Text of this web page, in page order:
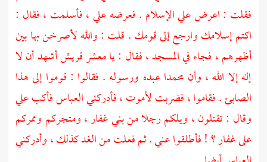
فقلت : اعرض علي الإسلام . فعرضه علي ، فأسلمت ، فقال :
اكتم إسلامك وارجع إلى قومك . قلت : والله لأصرخن بها بين
أظهرهم ، فجاء في المسجد ، فقال : يا معشرقريشأشهد أن لا
إله إلا الله ، وأن محمداعبده ورسوله . فقالوا : قوموا إلى هذا
الصابئ . فقاموا ، فضربت لأموت ، فأدركنيالعباسفأكب علي
وقال : تقتلون ، ويلكم رجلا منبني غفار ،ومتجركم وممركم
علىغفار ؟! فأطلقوا عني . ثم فعلت من الغد كذلك ، وأدركني